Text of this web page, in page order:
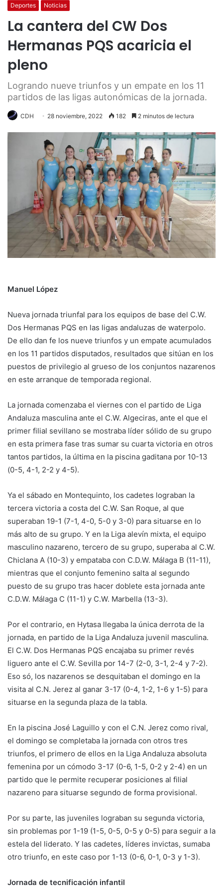
Deportes Noticias
La cantera del CW Dos
Hermanas PQS acaricia el
pleno
Logrando nueve triunfos y un empate en los 11
partidos de las ligas autonómicas de la jornada.
CDH 28 noviembre, 2022 182 2 minutos de lectura
Manuel López
Nueva jornada triunfal para los equipos de base del C.W.
Dos Hermanas PQS en las ligas andaluzas de waterpolo.
De ello dan fe los nueve triunfos y un empate acumulados
en los 11 partidos disputados, resultados que sitúan en los
puestos de privilegio al grueso de los conjuntos nazarenos
en este arranque de temporada regional.
La jornada comenzaba el viernes con el partido de Liga
Andaluza masculina ante el C.W. Algeciras, ante el que el
primer filial sevillano se mostraba líder sólido de su grupo
en esta primera fase tras sumar su cuarta victoria en otros
tantos partidos, la última en la piscina gaditana por 10-13
(0-5, 4-1, 2-2 y 4-5).
Ya el sábado en Montequinto, los cadetes lograban la
tercera victoria a costa del C.W. San Roque, al que
superaban 19-1 (7-1, 4-0, 5-0 y 3-0) para situarse en lo
más alto de su grupo. Y en la Liga alevín mixta, el equipo
masculino nazareno, tercero de su grupo, superaba al C.W.
Chiclana A (10-3) y empataba con C.D.W. Málaga B (11-11),
mientras que el conjunto femenino salta al segundo
puesto de su grupo tras hacer doblete esta jornada ante
C.D.W. Málaga C (11-1) y C.W. Marbella (13-3).
Por el contrario, en Hytasa llegaba la única derrota de la
jornada, en partido de la Liga Andaluza juvenil masculina.
El C.W. Dos Hermanas PQS encajaba su primer revés
liguero ante el C.W. Sevilla por 14-7 (2-0, 3-1, 2-4 y 7-2).
Eso só, los nazarenos se desquitaban el domingo en la
visita al C.N. Jerez al ganar 3-17 (0-4, 1-2, 1-6 y 1-5) para
situarse en la segunda plaza de la tabla.
En la piscina José Laguillo y con el C.N. Jerez como rival,
el domingo se completaba la jornada con otros tres
triunfos, el primero de ellos en la Liga Andaluza absoluta
femenina por un cómodo 3-17 (0-6, 1-5, 0-2 y 2-4) en un
partido que le permite recuperar posiciones al filial
nazareno para situarse segundo de forma provisional.
Por su parte, las juveniles lograban su segunda victoria,
sin problemas por 1-19 (1-5, 0-5, 0-5 y 0-5) para seguir a la
estela del liderato. Y las cadetes, líderes invictas, sumaba
otro triunfo, en este caso por 1-13 (0-6, 0-1, 0-3 y 1-3).
Jornada de tecnificación infantil